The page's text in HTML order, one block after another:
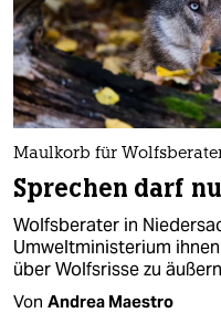
Maulkorb für
Sprechen darf
Wolfsberater in
Umweltministerium
über Wolfsrisse zu
Von Andrea Maestro